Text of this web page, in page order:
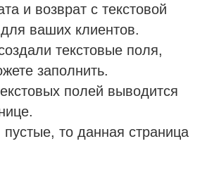
и возврат с текстовой
ваших клиентов.
текстовые поля,
заполнить.
полей выводится
то данная страница
системы SQNS в
Ответит